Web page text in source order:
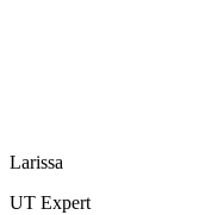
Larissa
UT Expert